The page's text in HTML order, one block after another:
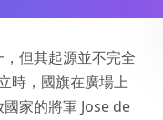
但其起源並不完全
時，國旗在廣場上
家的將軍 Jose de